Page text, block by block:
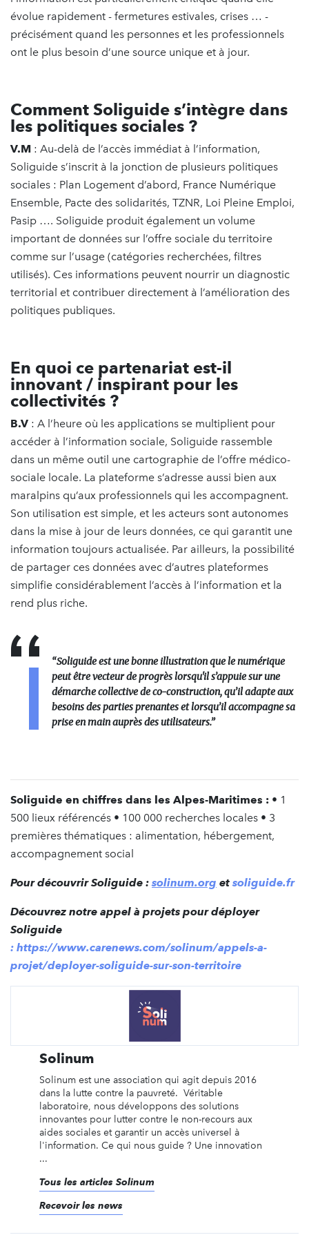
évolue rapidement - fermetures estivales, crises … -
précisément quand les personnes et les professionnels
ont le plus besoin d’une source unique et à jour.
Comment Soliguide s’intègre dans
les politiques sociales ?
V.M : Au-delà de l’accès immédiat à l’information,
Soliguide s’inscrit à la jonction de plusieurs politiques
sociales : Plan Logement d’abord, France Numérique
Ensemble, Pacte des solidarités, TZNR, Loi Pleine Emploi,
Pasip …. Soliguide produit également un volume
important de données sur l’offre sociale du territoire
comme sur l’usage (catégories recherchées, filtres
utilisés). Ces informations peuvent nourrir un diagnostic
territorial et contribuer directement à l’amélioration des
politiques publiques.
En quoi ce partenariat est-il
innovant / inspirant pour les
collectivités ?
B.V : A l’heure où les applications se multiplient pour
accéder à l’information sociale, Soliguide rassemble
dans un même outil une cartographie de l’offre médico-
sociale locale. La plateforme s’adresse aussi bien aux
maralpins qu’aux professionnels qui les accompagnent.
Son utilisation est simple, et les acteurs sont autonomes
dans la mise à jour de leurs données, ce qui garantit une
information toujours actualisée. Par ailleurs, la possibilité
de partager ces données avec d’autres plateformes
simplifie considérablement l’accès à l’information et la
rend plus riche.
“Soliguide est une bonne illustration que le numérique
peut être vecteur de progrès lorsqu'il s’appuie sur une
démarche collective de co-construction, qu’il adapte aux
besoins des parties prenantes et lorsqu’il accompagne sa
prise en main auprès des utilisateurs.”
Soliguide en chiffres dans les Alpes-Maritimes : • 1
500 lieux référencés • 100 000 recherches locales • 3
premières thématiques : alimentation, hébergement,
accompagnement social
Pour découvrir Soliguide :solinum.org etsoliguide.fr
Découvrez notre appel à projets pour déployer
Soliguide
: https://www.carenews.com/solinum/appels-a-
projet/deployer-soliguide-sur-son-territoire
Solinum
Solinum est une association qui agit depuis 2016
dans la lutte contre la pauvreté. Véritable
laboratoire, nous développons des solutions
innovantes pour lutter contre le non-recours aux
aides sociales et garantir un accès universel à
l'information. Ce qui nous guide ? Une innovation
...
Tous les articles Solinum
Recevoir les news